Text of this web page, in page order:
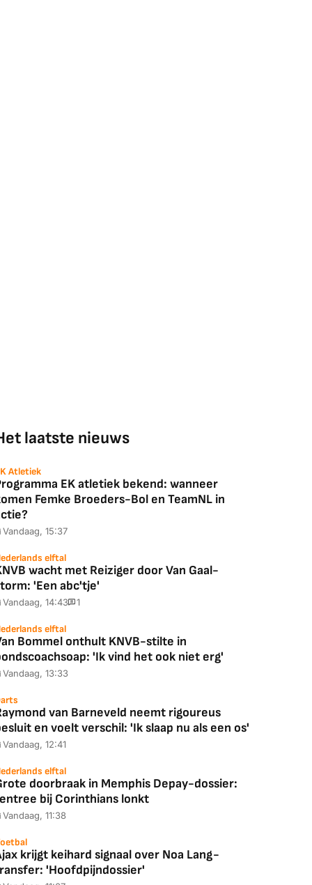
deal
JBL Partybox
Ultimate Zwart
Google TV
4K
laatste nieuws
Atletiek
EK atletiek bekend: wanneer
Femke Broeders-Bol en TeamNL in
Vandaag, 15:37
elftal
wacht met Reiziger door Van Gaal-
'Een abc'tje'
Vandaag, 14:43 1
elftal
Bommel onthult KNVB-stilte in
'Ik vind het ook niet erg'
Vandaag, 13:33
van Barneveld neemt rigoureus
en voelt verschil: 'Ik slaap nu als een os'
Vandaag, 12:41
elftal
doorbraak in Memphis Depay-dossier:
bij Corinthians lonkt
Vandaag, 11:38
krijgt keihard signaal over Noa Lang-
'Hoofdpijndossier'